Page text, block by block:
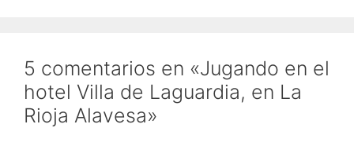
5 comentarios en «Jugando en el
hotel Villa de Laguardia, en La
Rioja Alavesa»